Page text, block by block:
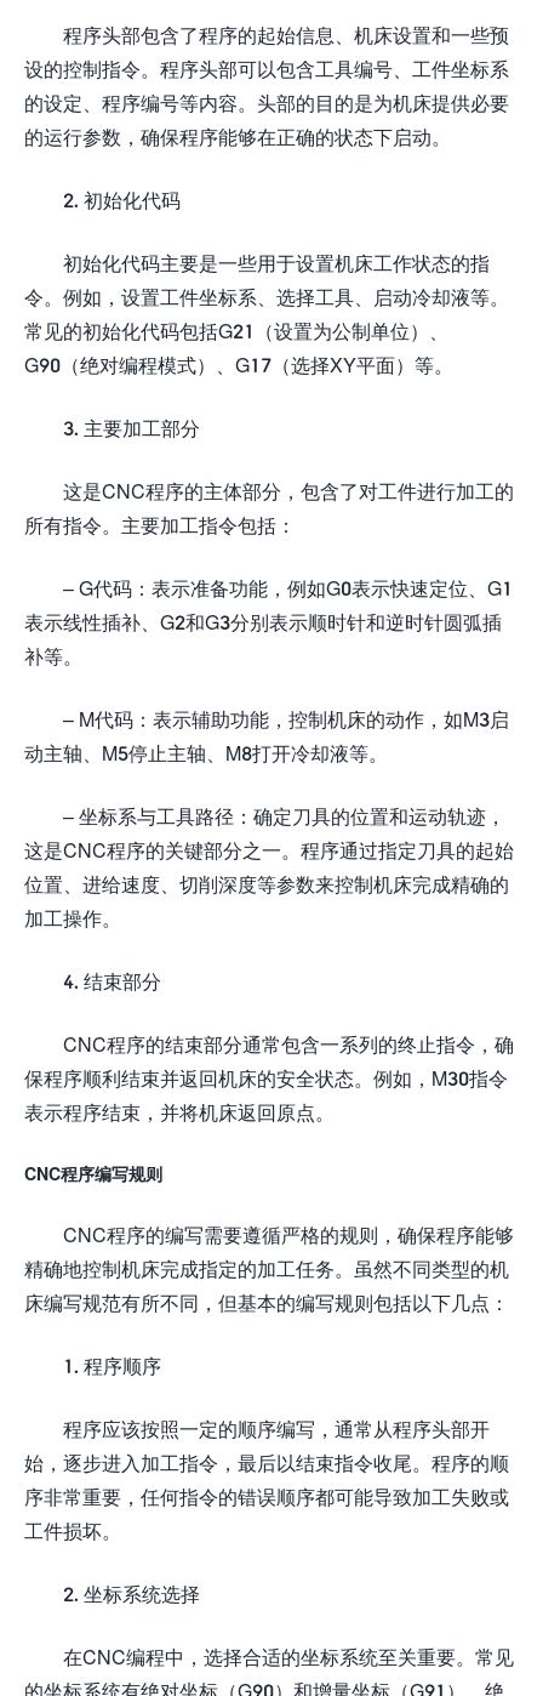
程序头部包含了程序的起始信息、机床设置和一些预
设的控制指令。程序头部可以包含工具编号、工件坐标系
的设定、程序编号等内容。头部的目的是为机床提供必要
的运行参数，确保程序能够在正确的状态下启动。
2. 初始化代码
初始化代码主要是一些用于设置机床工作状态的指
令。例如，设置工件坐标系、选择工具、启动冷却液等。
常见的初始化代码包括G21（设置为公制单位）、
G90（绝对编程模式）、G17（选择XY平面）等。
3. 主要加工部分
这是CNC程序的主体部分，包含了对工件进行加工的
所有指令。主要加工指令包括：
– G代码：表示准备功能，例如G0表示快速定位、G1
表示线性插补、G2和G3分别表示顺时针和逆时针圆弧插
补等。
– M代码：表示辅助功能，控制机床的动作，如M3启
动主轴、M5停止主轴、M8打开冷却液等。
– 坐标系与工具路径：确定刀具的位置和运动轨迹，
这是CNC程序的关键部分之一。程序通过指定刀具的起始
位置、进给速度、切削深度等参数来控制机床完成精确的
加工操作。
4. 结束部分
CNC程序的结束部分通常包含一系列的终止指令，确
保程序顺利结束并返回机床的安全状态。例如，M30指令
表示程序结束，并将机床返回原点。
CNC程序编写规则
CNC程序的编写需要遵循严格的规则，确保程序能够
精确地控制机床完成指定的加工任务。虽然不同类型的机
床编写规范有所不同，但基本的编写规则包括以下几点：
1. 程序顺序
程序应该按照一定的顺序编写，通常从程序头部开
始，逐步进入加工指令，最后以结束指令收尾。程序的顺
序非常重要，任何指令的错误顺序都可能导致加工失败或
工件损坏。
2. 坐标系统选择
在CNC编程中，选择合适的坐标系统至关重要。常见
的坐标系统有绝对坐标（G90）和增量坐标（G91）。绝